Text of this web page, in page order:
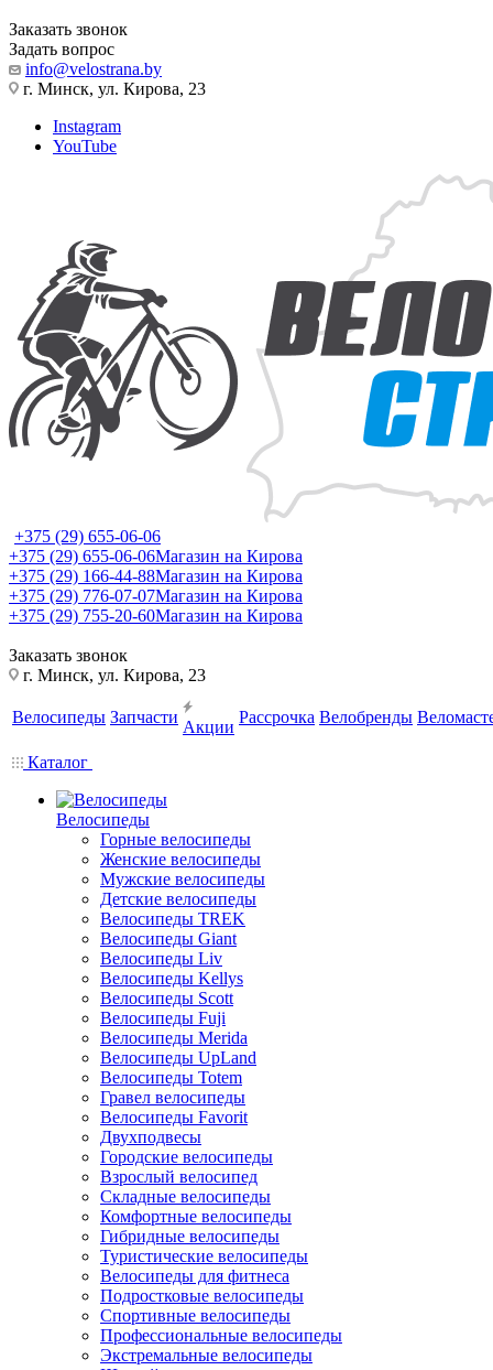
Заказать звонок
Задать вопрос
info@velostrana.by
г. Минск, ул. Кирова, 23
Instagram
YouTube
+375 (29) 655-06-06
+375 (29) 655-06-06Магазин на Кирова
+375 (29) 166-44-88Магазин на Кирова
+375 (29) 776-07-07Магазин на Кирова
+375 (29) 755-20-60Магазин на Кирова
Заказать звонок
г. Минск, ул. Кирова, 23
Велосипеды Запчасти
Акции
Рассрочка Велобренды
Каталог
Велосипеды
Горные велосипеды
Женские велосипеды
Мужские велосипеды
Детские велосипеды
Велосипеды TREK
Велосипеды Giant
Велосипеды Liv
Велосипеды Kellys
Велосипеды Scott
Велосипеды Fuji
Велосипеды Merida
Велосипеды UpLand
Велосипеды Totem
Гравел велосипеды
Велосипеды Favorit
Двухподвесы
Городские велосипеды
Взрослый велосипед
Складные велосипеды
Комфортные велосипеды
Гибридные велосипеды
Туристические велосипеды
Велосипеды для фитнеса
Подростковые велосипеды
Спортивные велосипеды
Профессиональные велосипеды
Экстремальные велосипеды